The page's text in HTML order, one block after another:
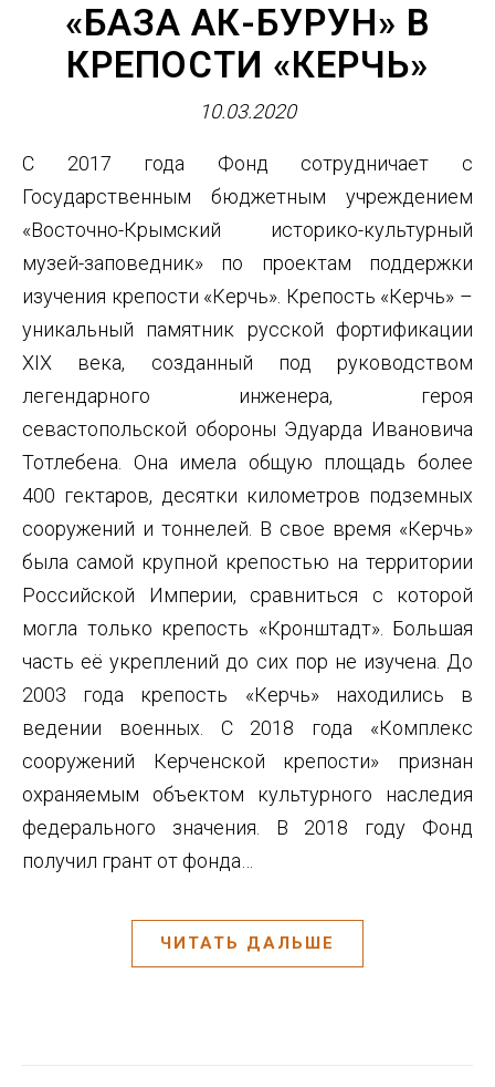
«БАЗА АК-БУРУН» В
КРЕПОСТИ «КЕРЧЬ»
10.03.2020
C 2017 года Фонд сотрудничает с
Государственным бюджетным учреждением
«Восточно-Крымский историко-культурный
музей-заповедник» по проектам поддержки
изучения крепости «Керчь». Крепость «Керчь» –
уникальный памятник русской фортификации
XIX века, созданный под руководством
легендарного инженера, героя
севастопольской обороны Эдуарда Ивановича
Тотлебена. Она имела общую площадь более
400 гектаров, десятки километров подземных
сооружений и тоннелей. В свое время «Керчь»
была самой крупной крепостью на территории
Российской Империи, сравниться с которой
могла только крепость «Кронштадт». Большая
часть её укреплений до сих пор не изучена. До
2003 года крепость «Керчь» находились в
ведении военных. С 2018 года «Комплекс
сооружений Керченской крепости» признан
охраняемым объектом культурного наследия
федерального значения. В 2018 году Фонд
получил грант от фонда…
ЧИТАТЬ ДАЛЬШЕ